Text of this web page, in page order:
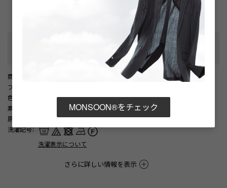
商品番号
ブランド商品番号
色
素材
原産国
洗濯記号：
洗濯表示について
さらに詳しい情報を表示
MONSOON®をチェック